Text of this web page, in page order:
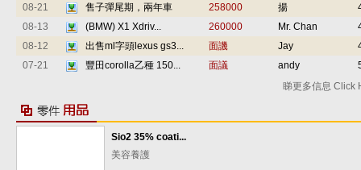
08-21
售子彈尾期，兩年車 258000 揚
08-13
(BMW) X1 Xdriv... 260000 Mr. Chan
08-12
出售ml字頭lexus gs3... 面譏 Jay
07-21
豐田corolla乙種 150... 面議 andy
睇更多信息 Click
Sio2 35% coati...
美容養護